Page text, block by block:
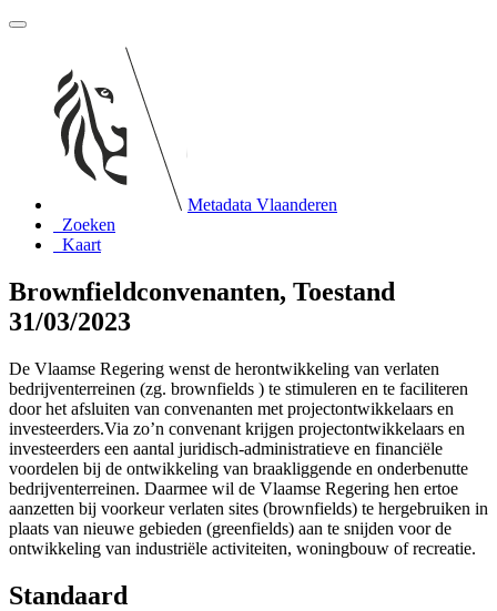
Metadata Vlaanderen
Zoeken
Kaart
Brownfieldconvenanten, Toestand
31/03/2023
De Vlaamse Regering wenst de herontwikkeling van verlaten
bedrijventerreinen (zg. brownfields ) te stimuleren en te faciliteren
door het afsluiten van convenanten met projectontwikkelaars en
investeerders.Via zo’n convenant krijgen projectontwikkelaars en
investeerders een aantal juridisch-administratieve en financiële
voordelen bij de ontwikkeling van braakliggende en onderbenutte
bedrijventerreinen. Daarmee wil de Vlaamse Regering hen ertoe
aanzetten bij voorkeur verlaten sites (brownfields) te hergebruiken in
plaats van nieuwe gebieden (greenfields) aan te snijden voor de
ontwikkeling van industriële activiteiten, woningbouw of recreatie.
Standaard